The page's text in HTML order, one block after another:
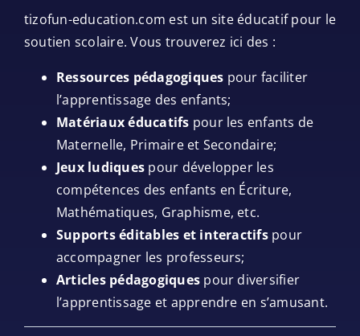
tizofun-education.com est un site éducatif pour le
soutien scolaire. Vous trouverez ici des :
Ressources pédagogiques pour faciliter
l’apprentissage des enfants;
Matériaux éducatifs pour les enfants de
Maternelle, Primaire et Secondaire;
Jeux ludiques pour développer les
compétences des enfants en Écriture,
Mathématiques, Graphisme, etc.
Supports éditables et interactifspour
accompagner les professeurs;
Articles pédagogiques pour diversifier
l’apprentissage et apprendre en s’amusant.